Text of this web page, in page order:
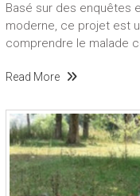
Basé sur des enquêtes
moderne, ce projet est
comprendre le malade
Read More